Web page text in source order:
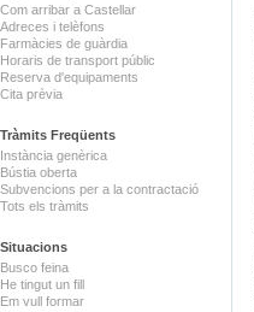
Com arribar a Castellar
Adreces i telèfons
Farmàcies de guàrdia
Horaris de transport públic
Reserva d'equipaments
Cita prèvia
Tràmits Freqüents
Instància genèrica
Bústia oberta
Subvencions per a la contractació
Tots els tràmits
Situacions
Busco feina
He tingut un fill
Em vull formar